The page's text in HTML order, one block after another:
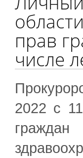
прав
числе
2022 с